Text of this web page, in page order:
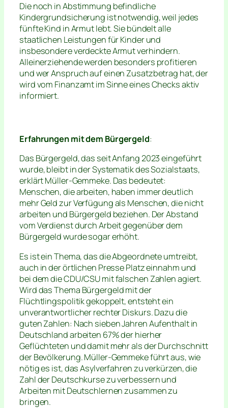
Die noch in Abstimmung befindliche
Kindergrundsicherung ist notwendig, weil jedes
fünfte Kind in Armut lebt. Sie bündelt alle
staatlichen Leistungen für Kinder und
insbesondere verdeckte Armut verhindern.
Alleinerziehende werden besonders profitieren
und wer Anspruch auf einen Zusatzbetrag hat, der
wird vom Finanzamt im Sinne eines Checks aktiv
informiert.
Erfahrungen mit dem Bürgergeld:
Das Bürgergeld, das seit Anfang 2023 eingeführt
wurde, bleibt in der Systematik des Sozialstaats,
erklärt Müller-Gemmeke. Das bedeutet:
Menschen, die arbeiten, haben immer deutlich
mehr Geld zur Verfügung als Menschen, die nicht
arbeiten und Bürgergeld beziehen. Der Abstand
vom Verdienst durch Arbeit gegenüber dem
Bürgergeld wurde sogar erhöht.
Es ist ein Thema, das die Abgeordnete umtreibt,
auch in der örtlichen Presse Platz einnahm und
bei dem die CDU/CSU mit falschen Zahlen agiert.
Wird das Thema Bürgergeld mit der
Flüchtlingspolitik gekoppelt, entsteht ein
unverantwortlicher rechter Diskurs. Dazu die
guten Zahlen: Nach sieben Jahren Aufenthalt in
Deutschland arbeiten 67% der hierher
Geflüchteten und damit mehr als der Durchschnitt
der Bevölkerung. Müller-Gemmeke führt aus, wie
nötig es ist, das Asylverfahren zu verkürzen, die
Zahl der Deutschkurse zu verbessern und
Arbeiten mit Deutschlernen zusammen zu
bringen.